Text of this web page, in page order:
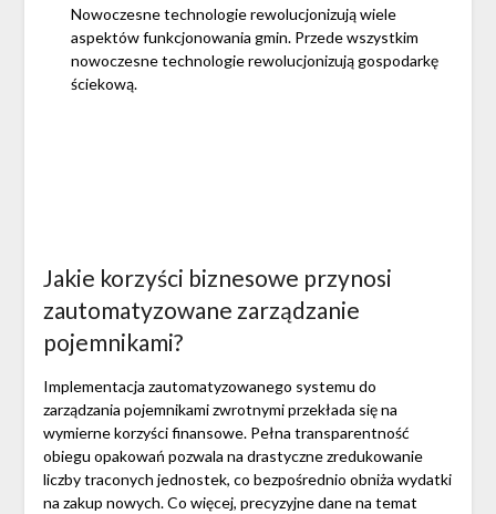
Nowoczesne technologie rewolucjonizują wiele
aspektów funkcjonowania gmin. Przede wszystkim
nowoczesne technologie rewolucjonizują gospodarkę
ściekową.
Jakie korzyści biznesowe przynosi
zautomatyzowane zarządzanie
pojemnikami?
Implementacja zautomatyzowanego systemu do
zarządzania pojemnikami zwrotnymi przekłada się na
wymierne korzyści finansowe. Pełna transparentność
obiegu opakowań pozwala na drastyczne zredukowanie
liczby traconych jednostek, co bezpośrednio obniża wydatki
na zakup nowych. Co więcej, precyzyjne dane na temat